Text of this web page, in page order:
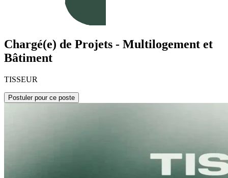
Chargé(e) de Projets - Multilogement et
Bâtiment
TISSEUR
Postuler pour ce poste